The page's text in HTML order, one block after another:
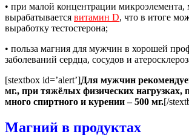
• при малой концентрации микроэлемента,
вырабатывается витамин D, что в итоге
выработку тестостерона;
• польза магния для мужчин в хорошей
заболеваний сердца, сосудов и
[stextbox id=’alert’]Для мужчин
мг., при тяжёлых физических нагрузках,
много спиртного и курении – 500 мг.[/
Магний в продуктах